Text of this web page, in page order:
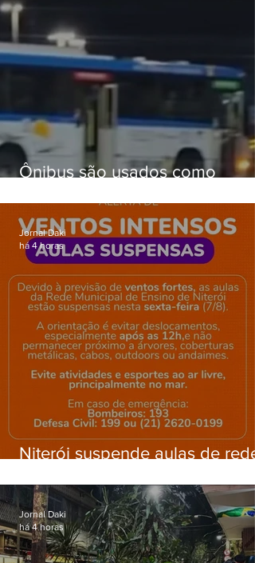
Ônibus são usados como
Gardênia Azul
Niterói suspende aulas de rede
ventos fortes nesta sexta (7)
Jornal Daki
há 4 horas
Jornal Daki
há 4 horas